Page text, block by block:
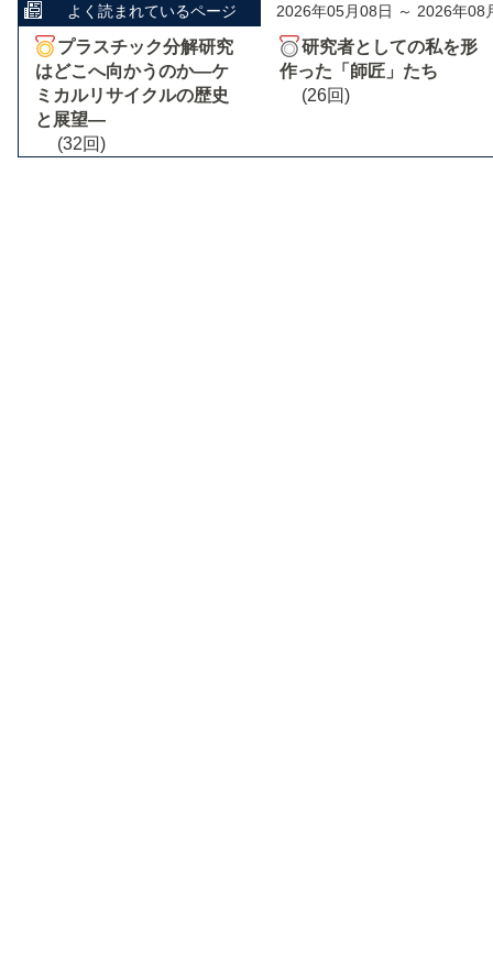
よく読まれているページ 2026年05月08日 ～ 2026年08
プラスチック分解研究
はどこへ向かうのか―ケ
ミカルリサイクルの歴史
と展望―
(32回)
研究者としての私を形
作った「師匠」たち
(26回)